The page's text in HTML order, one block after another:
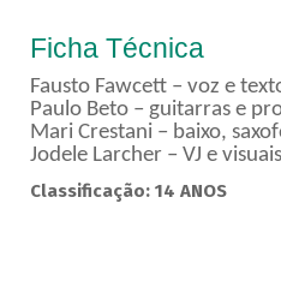
Ficha Técnica
Fausto Fawcett – voz e
Paulo Beto – guitarras e
Mari Crestani – baixo,
Jodele Larcher – VJ e
Classificação: 14 ANOS